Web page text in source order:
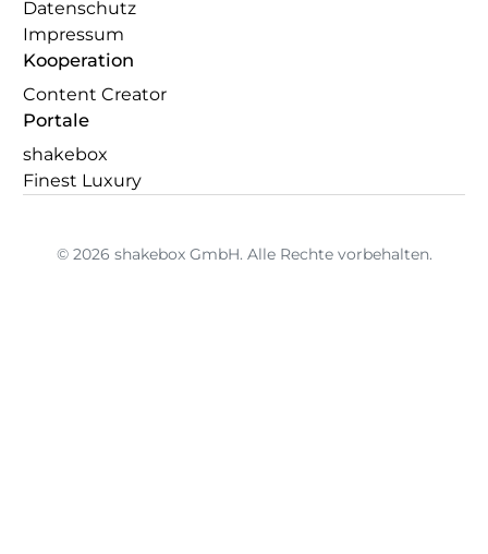
Datenschutz
Impressum
Kooperation
Content Creator
Portale
shakebox
Finest Luxury
© 2026 shakebox GmbH. Alle Rechte vorbehalten.